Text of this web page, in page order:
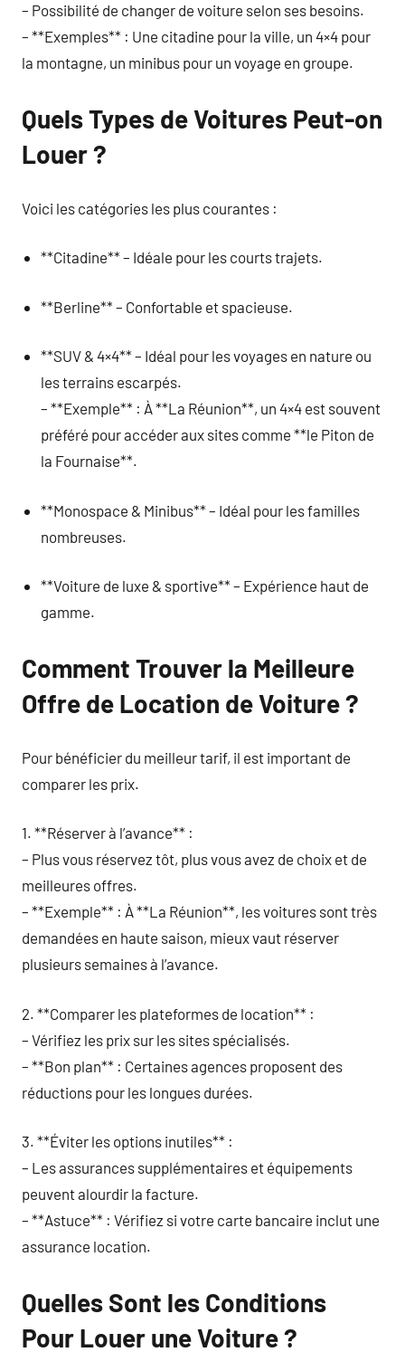
– Possibilité de changer de voiture selon ses besoins.
– **Exemples** : Une citadine pour la ville, un 4×4 pour
la montagne, un minibus pour un voyage en groupe.
Quels Types de Voitures Peut-on
Louer ?
Voici les catégories les plus courantes :
**Citadine** – Idéale pour les courts trajets.
**Berline** – Confortable et spacieuse.
**SUV & 4×4** – Idéal pour les voyages en nature ou
les terrains escarpés.
– **Exemple** : À **La Réunion**, un 4×4 est souvent
préféré pour accéder aux sites comme **le Piton de
la Fournaise**.
**Monospace & Minibus** – Idéal pour les familles
nombreuses.
**Voiture de luxe & sportive** – Expérience haut de
gamme.
Comment Trouver la Meilleure
Offre de Location de Voiture ?
Pour bénéficier du meilleur tarif, il est important de
comparer les prix.
1. **Réserver à l’avance** :
– Plus vous réservez tôt, plus vous avez de choix et de
meilleures offres.
– **Exemple** : À **La Réunion**, les voitures sont très
demandées en haute saison, mieux vaut réserver
plusieurs semaines à l’avance.
2. **Comparer les plateformes de location** :
– Vérifiez les prix sur les sites spécialisés.
– **Bon plan** : Certaines agences proposent des
réductions pour les longues durées.
3. **Éviter les options inutiles** :
– Les assurances supplémentaires et équipements
peuvent alourdir la facture.
– **Astuce** : Vérifiez si votre carte bancaire inclut une
assurance location.
Quelles Sont les Conditions
Pour Louer une Voiture ?